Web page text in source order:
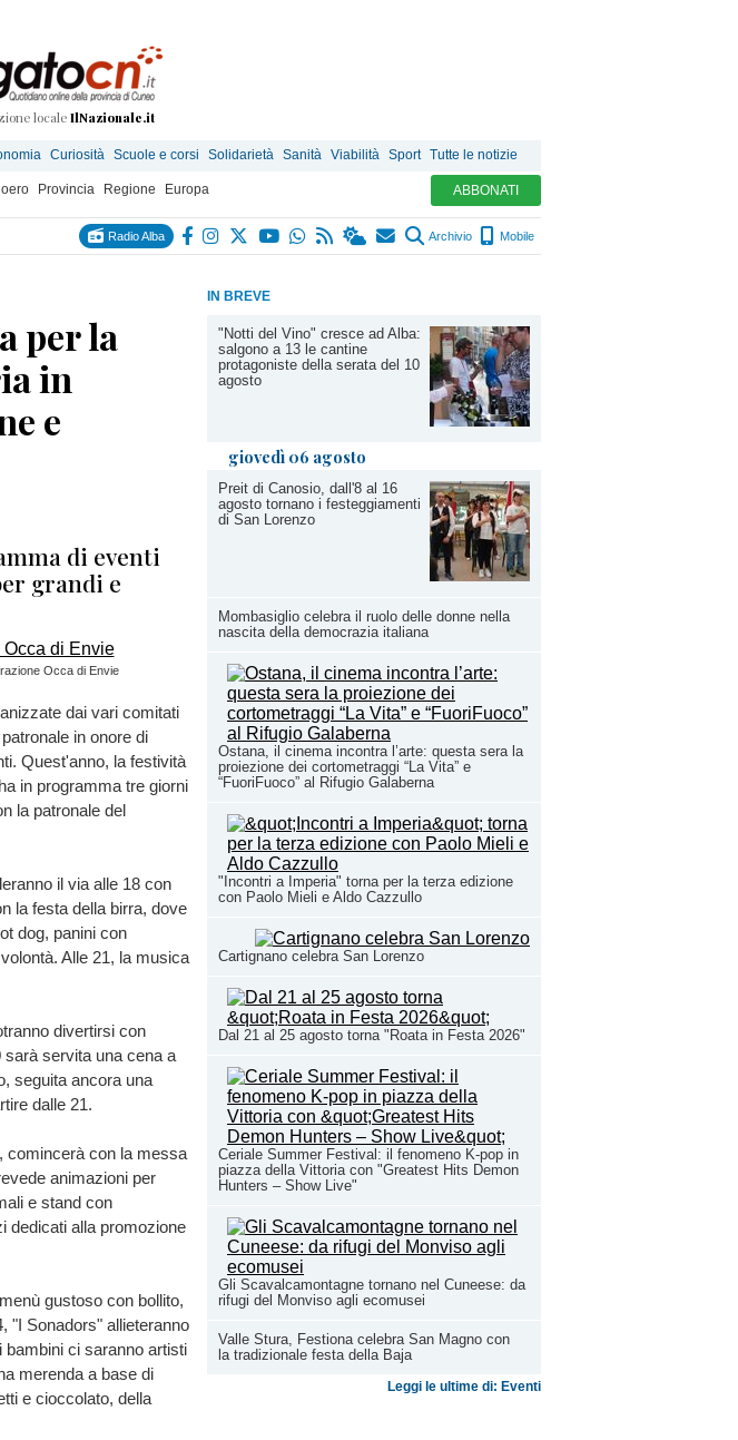
localeIlNazionale.it
Curiosità Scuole e corsi Solidarietà Sanità Viabilità Sport Tutte le notizie
Provincia Regione Europa ABBONATI
Radio Alba Archivio Mobile
IN BREVE
"Notti del Vino" cresce ad Alba:
salgono a 13 le cantine
protagoniste della serata del 10
agosto
giovedì 06 agosto
Preit di Canosio, dall'8 al 16
agosto tornano i festeggiamenti
di San Lorenzo
Mombasiglio celebra il ruolo delle donne nella
nascita della democrazia italiana
Ostana, il cinema incontra l’arte: questa sera la
proiezione dei cortometraggi “La Vita” e
“FuoriFuoco” al Rifugio Galaberna
"Incontri a Imperia" torna per la terza edizione
con Paolo Mieli e Aldo Cazzullo
Cartignano celebra San Lorenzo
Dal 21 al 25 agosto torna "Roata in Festa 2026"
Ceriale Summer Festival: il fenomeno K-pop in
piazza della Vittoria con "Greatest Hits Demon
Hunters – Show Live"
Gli Scavalcamontagne tornano nel Cuneese: da
rifugi del Monviso agli ecomusei
Valle Stura, Festiona celebra San Magno con
la tradizionale festa della Baja
Leggi le ultime di: Eventi
per la
in
e
di eventi
grandi e
Occa di Envie
dai vari comitati
in onore di
Quest'anno, la festività
in programma tre giorni
la patronale del
il via alle 18 con
la festa della birra, dove
dog, panini con
Alle 21, la musica
divertirsi con
sarà servita una cena a
seguita ancora una
dalle 21.
comincerà con la messa
animazioni per
e stand con
dedicati alla promozione
gustoso con bollito,
"I Sonadors" allieteranno
bambini ci saranno artisti
merenda a base di
e cioccolato, della